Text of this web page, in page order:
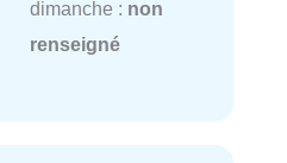
dimanche : non
renseigné